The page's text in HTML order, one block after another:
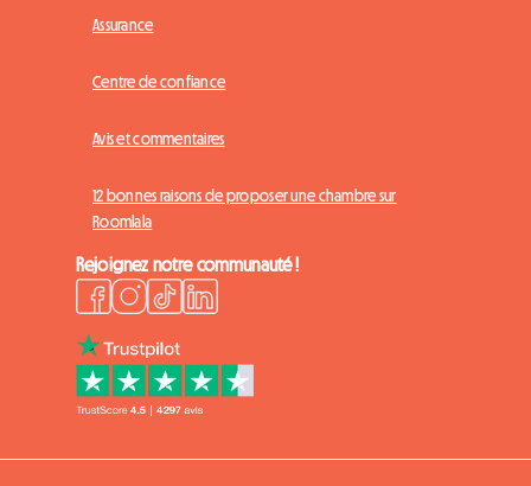
Assurance
Centre de confiance
Avis et commentaires
12 bonnes raisons de proposer une chambre sur
Roomlala
Rejoignez notre communauté !